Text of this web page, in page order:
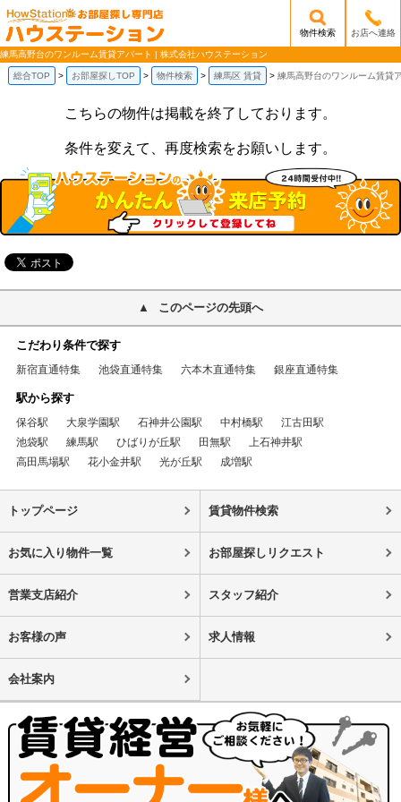
/mobile_img/head-logo.png
物件検索 お店へ連絡
練馬高野台のワンルーム賃貸アパート | 株式会社ハウステーション
総合TOP お部屋探しTOP 物件検索 練馬区 賃貸 練馬高野台のワンルーム賃貸
こちらの物件は掲載を終了しております。
条件を変えて、再度検索をお願いします。
このページの先頭へ
こだわり条件で探す
新宿直通特集 池袋直通特集 六本木直通特集 銀座直通特集
駅から探す
保谷駅 大泉学園駅 石神井公園駅 中村橋駅
江古田駅
池袋駅
練馬駅 ひばりが丘駅 田無駅
上石神井駅
高田馬場駅
花小金井駅 光が丘駅 成増駅
トップページ 賃貸物件検索
お気に入り物件一覧 お部屋探しリクエスト
営業支店紹介 スタッフ紹介
お客様の声 求人情報
会社案内